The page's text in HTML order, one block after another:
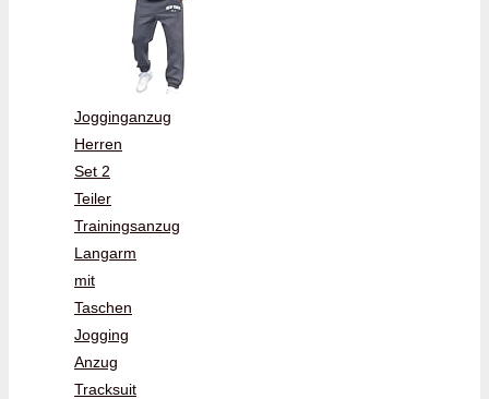
Jogginganzug
Herren
Set 2
Teiler
Trainingsanzug
Langarm
mit
Taschen
Jogging
Anzug
Tracksuit